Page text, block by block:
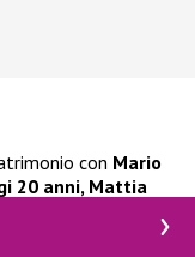
con Mario
20 anni, Mattia
del figlio,
un